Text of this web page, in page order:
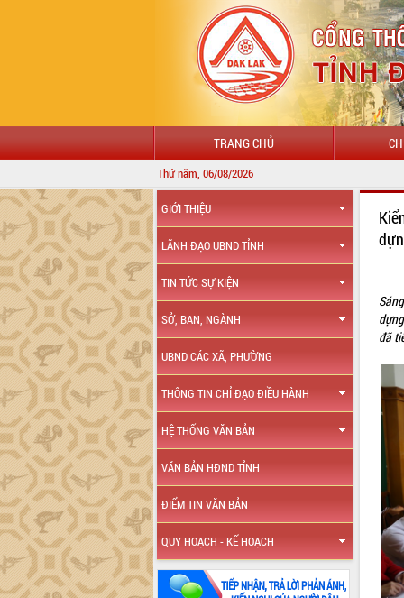
TRANG CHỦ
Thứ năm, 06/08/2026
GIỚI THIỆU
LÃNH ĐẠO UBND TỈNH
TIN TỨC SỰ KIỆN
SỞ, BAN, NGÀNH
UBND CÁC XÃ, PHƯỜNG
THÔNG TIN CHỈ ĐẠO ĐIỀU HÀNH
HỆ THỐNG VĂN BẢN
VĂN BẢN HĐND TỈNH
ĐIỂM TIN VĂN BẢN
QUY HOẠCH - KẾ HOẠCH
đã